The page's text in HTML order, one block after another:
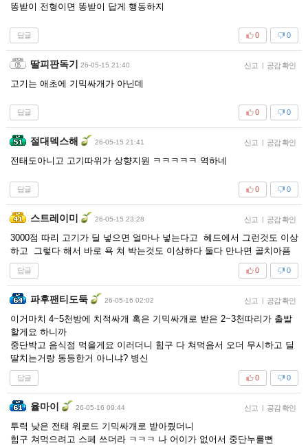
똥받이 전형이면 똥받이 답게 행동하지
답글 0
0
딸피판독기 26-05-15 21:40 신고 | 공감 확인
고기는 애초에 기믹싸개가 아닌데
답글 0
0
절대덱스해 26-05-15 21:41 신고 | 공감 확인
전태도아니고 고기따위가 상향지원 ㅋㅋㅋㅋㅋ 역하네
답글 0
0
스트레이미 26-05-15 23:28 신고 | 공감 확인
3000점 따리 고기가 딜 넣으면 얼마나 넣는다고 헤드에서 그런것도 이상
하고 그렇다 해서 바로 욕 쳐 박는것도 이상하다 둘다 만나면 골치아픔
답글 0
0
파후팬티도둑 26-05-16 02:02 신고 | 공감 확인
이거마치 4~5천방에 치적싸개 혹은 기믹싸개로 받은 2~3천따리가 출발
할게요 하니까
중단박고 음식점 먹을게요 이러더니 힘구 다 쳐먹음서 오더 무시하고 딜
딸치는거랑 동등한거 아니냐? 병신
답글 0
0
율마이 26-05-16 09:44 신고 | 공감 확인
투력 낮은 전태 워로드 기믹싸개로 받아줬더니
힘구 쳐먹으려고 스페 쓰더라 ㅋㅋㅋ 나 어이가 없어서 중단누를뻔